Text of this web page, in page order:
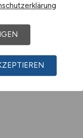
Service